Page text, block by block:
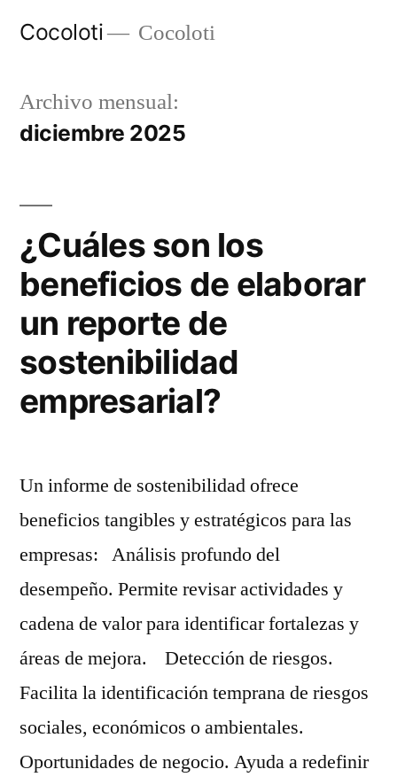
Cocoloti Cocoloti
Archivo mensual:
diciembre 2025
¿Cuáles son los
beneficios de elaborar
un reporte de
sostenibilidad
empresarial?
Un informe de sostenibilidad ofrece
beneficios tangibles y estratégicos para las
empresas: Análisis profundo del
desempeño. Permite revisar actividades y
cadena de valor para identificar fortalezas y
áreas de mejora. Detección de riesgos.
Facilita la identificación temprana de riesgos
sociales, económicos o ambientales.
Oportunidades de negocio. Ayuda a redefinir